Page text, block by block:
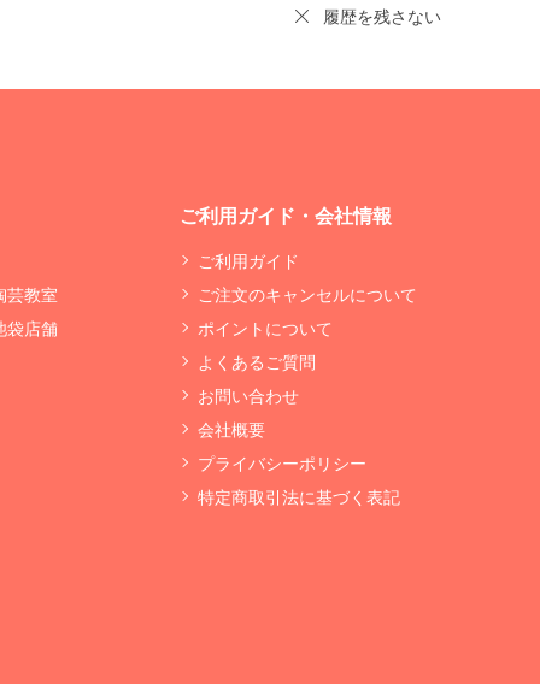
履歴を残さない
芸教室
袋店舗
ご利用ガイド・会社情報
ご利用ガイド
ご注文のキャンセルについて
ポイントについて
よくあるご質問
お問い合わせ
会社概要
プライバシーポリシー
特定商取引法に基づく表記